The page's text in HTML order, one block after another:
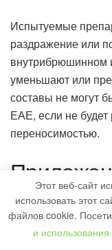
Испытуемые
раздражение или
внутрибрюшинном
уменьшают или
составы не могут
ЕАЕ, если не будет
переносимостью.
для мыши
Этот веб-сайт
использовать этот
файлов cookie.
и